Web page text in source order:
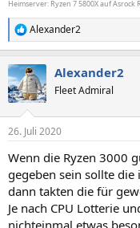
Heimserver: Ryzen 7 5800X auf Asrock
R
e
k
t
i
e
:
Alexander2
Alexander2
Fleet Admiral
26. Juli 2020
Wenn die Ryzen 3000
gegeben sein sollte
dann takten die für
Je nach CPU Lotterie